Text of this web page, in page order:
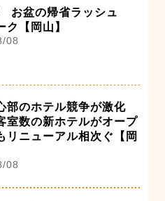
お盆の帰省ラッシュ
ク【岡山】
08
部のホテル競争が激化
室数の新ホテルがオープ
ニューアル相次ぐ【岡
08